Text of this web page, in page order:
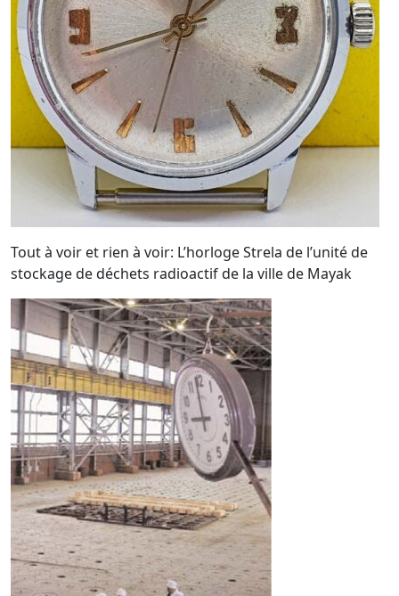
Tout à voir et rien à voir: L’horloge Strela de l’unité de
stockage de déchets radioactif de la ville de Mayak